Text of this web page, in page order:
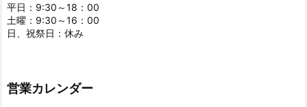
平日：9:30～18：00
土曜：9:30～16：00
日、祝祭日：休み
営業カレンダー